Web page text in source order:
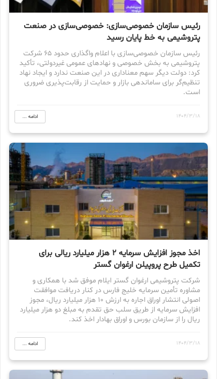
رئیس سازمان خصوصی‌سازی: خصوصی‌سازی در صنعت
پتروشیمی به خط پایان رسید
رئیس سازمان خصوصی‌سازی با اعلام واگذاری حدود ۶۵ شرکت
پتروشیمی به بخش خصوصی و نهادهای عمومی غیردولتی، تأکید
کرد: دولت دیگر سهم معناداری در این صنعت ندارد و ایجاد نهاد
تنظیم‌گر برای ساماندهی بازار و حمایت از رقابت‌پذیری ضروری
است.
1404/3/18 ادامه ...
اخذ مجوز افزایش سرمایه ۲ هزار میلیارد ریالی برای
تکمیل طرح پروپیلن ارغوان گستر
شرکت پتروشیمی ارغوان گستر ایلام موفق شد با همکاری و
مشاوره تأمین سرمایه خلیج فارس در کنار دریافت موافقت
اصولی انتشار اوراق اجاره به ارزش ۱۰ هزار میلیارد ریال، مجوز
افزایش سرمایه از طریق سلب حق تقدم به مبلغ دو هزار میلیارد
ریال را از سازمان بورس و اوراق بهادار اخذ کند.
1404/3/18 ادامه ...